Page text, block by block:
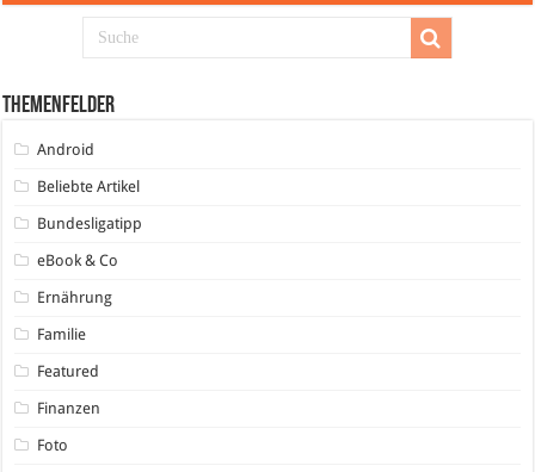
Themenfelder
Android
Beliebte Artikel
Bundesligatipp
eBook & Co
Ernährung
Familie
Featured
Finanzen
Foto